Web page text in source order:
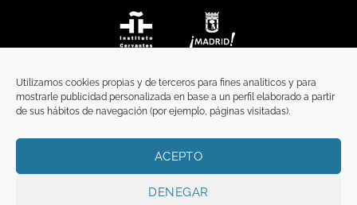
Utilizamos cookies propias y de terceros para fines analíticos y para
mostrarle publicidad personalizada en base a un perfil elaborado a partir
de sus hábitos de navegación (por ejemplo, páginas visitadas).
ACEPTO
DENEGAR
TÉRMINOS Y CONDICIONES